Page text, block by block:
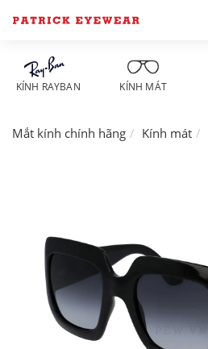
KÍNH RAYBAN KÍNH MÁT
Mắt kính chính hãng Kính mát